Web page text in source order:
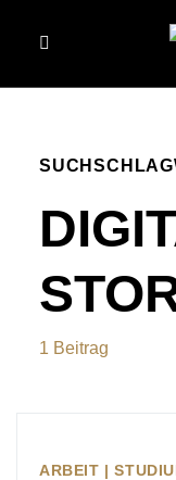
1 Beitrag
ARBEIT |